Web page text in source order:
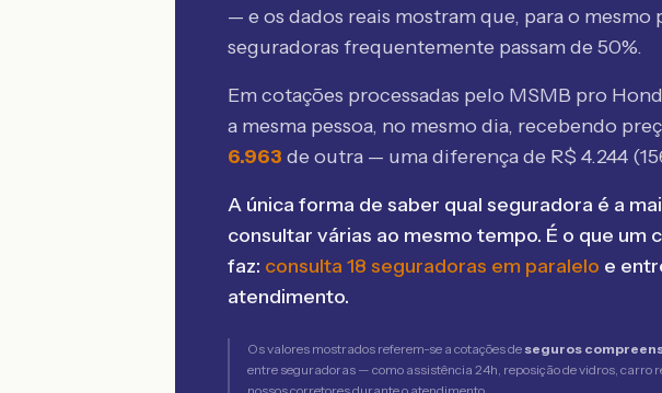
— e os dados reais mostram que, para o
seguradoras frequentemente passam de 50%.
Em cotações processadas pelo MSMB pro
a mesma pessoa, no mesmo dia, recebendo
6.963 de outra — uma diferença de R$ 4.244 (
A única forma de saber qual seguradora é a
consultar várias ao mesmo tempo. É o que
faz: consulta 18 seguradoras em paralelo e
atendimento.
Os valores mostrados referem-se a cotações de seguros
entre seguradoras — como assistência 24h, reposição de vidros,